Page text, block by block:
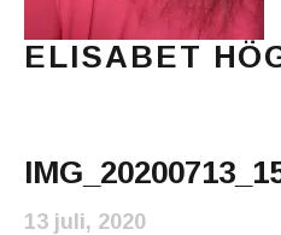
ELISABET
13 juli, 2020